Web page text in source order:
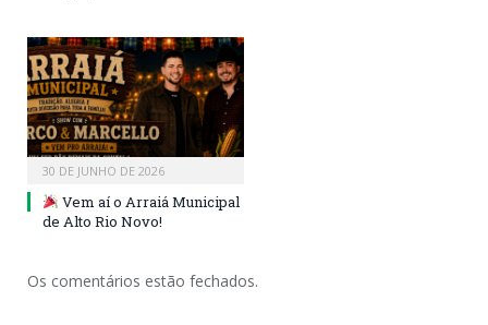
30 DE JUNHO DE 2026
Vem aí o Arraiá Municipal
de Alto Rio Novo!
Os comentários estão fechados.